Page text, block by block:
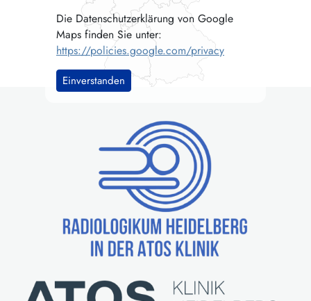
Die Datenschutzerklärung von Google
Maps finden Sie unter:
https://policies.google.com/privacy
Einverstanden